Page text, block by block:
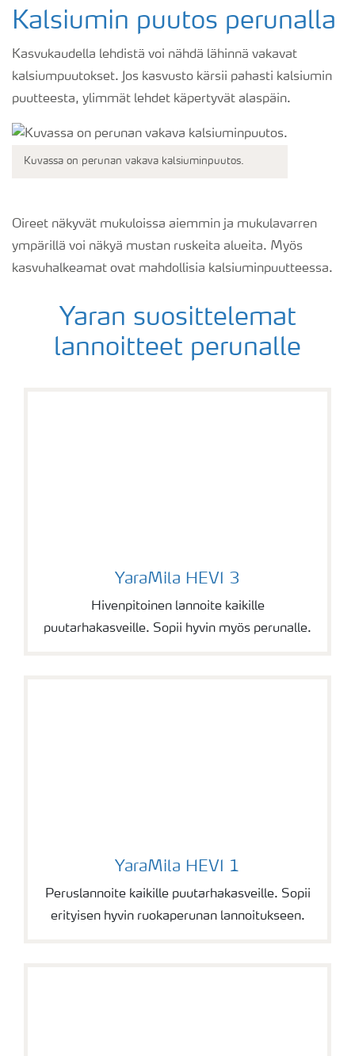
Kalsiumin puutos perunalla
Kasvukaudella lehdistä voi nähdä lähinnä vakavat
kalsiumpuutokset. Jos kasvusto kärsii pahasti kalsiumin
puutteesta, ylimmät lehdet käpertyvät alaspäin.
Kuvassa on perunan vakava kalsiuminpuutos.
Oireet näkyvät mukuloissa aiemmin ja mukulavarren
ympärillä voi näkyä mustan ruskeita alueita. Myös
kasvuhalkeamat ovat mahdollisia kalsiuminpuutteessa.
Yaran suosittelemat
lannoitteet perunalle
YaraMila HEVI 3
YaraMila HEVI 3
Hivenpitoinen lannoite kaikille
puutarhakasveille. Sopii hyvin myös perunalle.
YaraMila HEVI 1
YaraMila HEVI 1
Peruslannoite kaikille puutarhakasveille. Sopii
erityisen hyvin ruokaperunan lannoitukseen.